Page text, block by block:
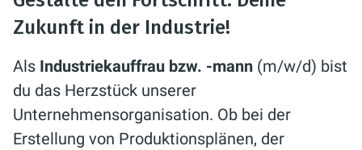
Zukunft in der Industrie!
Als Industriekauffrau bzw. -mann (m/w/d) bist
du das Herzstück unserer
Unternehmensorganisation. Ob bei der
Erstellung von Produktionsplänen, der